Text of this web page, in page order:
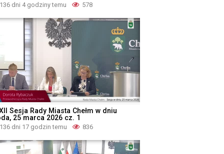
136 dni 4 godziny temu 578
Sesja Rady Miasta Chełm w dniu
25 marca 2026 cz. 1
136 dni 17 godzin temu 836